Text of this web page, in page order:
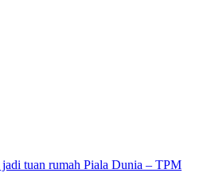
tuan rumah Piala Dunia – TPM